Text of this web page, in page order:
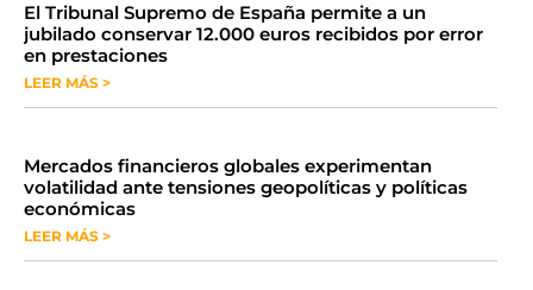
​El Tribunal Supremo de España permite a un
jubilado conservar 12.000 euros recibidos por error
en prestaciones
LEER MÁS >
Mercados financieros globales experimentan
volatilidad ante tensiones geopolíticas y políticas
económicas
LEER MÁS >